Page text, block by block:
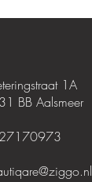
1A
BB Aalsmeer